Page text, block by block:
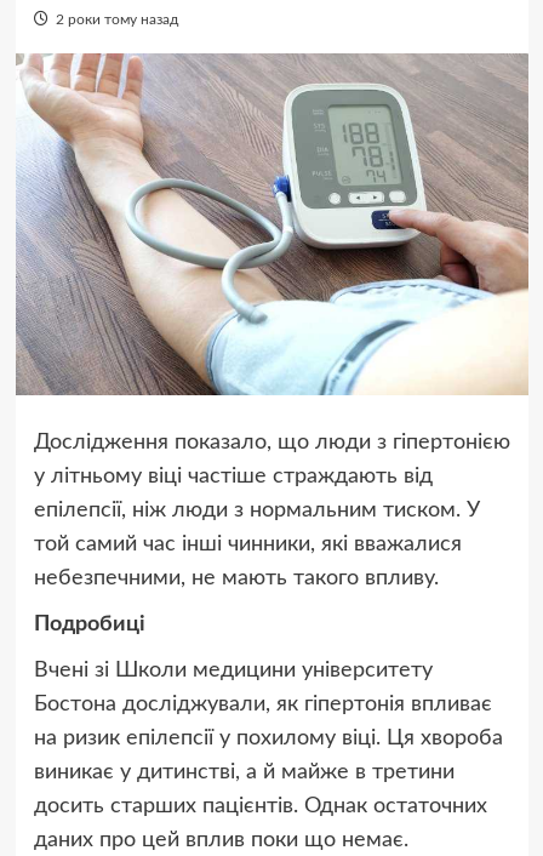
2 роки тому назад
Дослідження показало, що люди з гіпертонією
у літньому віці частіше страждають від
епілепсії, ніж люди з нормальним тиском. У
той самий час інші чинники, які вважалися
небезпечними, не мають такого впливу.
Подробиці
Вчені зі Школи медицини університету
Бостона досліджували, як гіпертонія впливає
на ризик епілепсії у похилому віці. Ця хвороба
виникає у дитинстві, а й майже в третини
досить старших пацієнтів. Однак остаточних
даних про цей вплив поки що немає.